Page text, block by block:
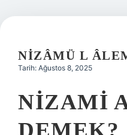
Yasal Uyarı
NIZÂMÜ L
Tarih: Ağustos 8, 2025
NIZAMI
DEMEK?